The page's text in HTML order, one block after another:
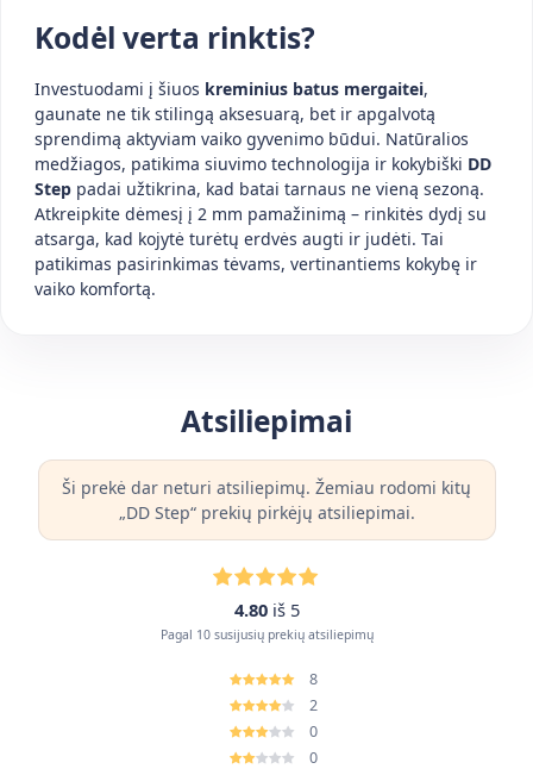
Kodėl verta rinktis?
Investuodami į šiuos kreminius batus mergaitei,
gaunate ne tik stilingą aksesuarą, bet ir apgalvotą
sprendimą aktyviam vaiko gyvenimo būdui. Natūralios
medžiagos, patikima siuvimo technologija ir kokybiški DD
Step padai užtikrina, kad batai tarnaus ne vieną sezoną.
Atkreipkite dėmesį į 2 mm pamažinimą – rinkitės dydį su
atsarga, kad kojytė turėtų erdvės augti ir judėti. Tai
patikimas pasirinkimas tėvams, vertinantiems kokybę ir
vaiko komfortą.
Atsiliepimai
Ši prekė dar neturi atsiliepimų. Žemiau rodomi kitų
„DD Step“ prekių pirkėjų atsiliepimai.
4.80 iš 5
Pagal 10 susijusių prekių atsiliepimų
8
2
0
0